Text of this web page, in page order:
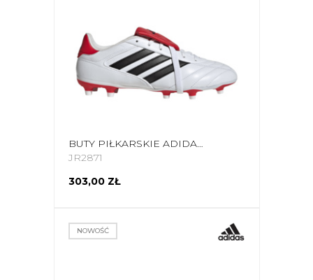
BUTY PIŁKARSKIE ADIDAS COPA GLORO II FG JR2871
JR2871
303,00 ZŁ
NOWOŚĆ